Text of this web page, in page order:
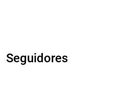
Seguidores